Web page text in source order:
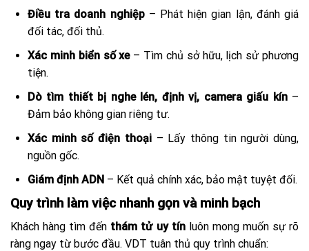
Điều tra doanh nghiệp– Phát hiện gian lận, đánh giá
đối tác, đối thủ.
Xác minh biển số xe– Tìm chủ sở hữu, lịch sử phương
tiện.
Dò tìm thiết bị nghe lén, định vị, camera giấu kín–
Đảm bảo không gian riêng tư.
Xác minh số điện thoại– Lấy thông tin người dùng,
nguồn gốc.
Giám định ADN – Kết quả chính xác, bảo mật tuyệt đối.
Quy trình làm việc nhanh gọn và minh bạch
Khách hàng tìm đến thám tử uy tínluôn mong muốn sự rõ
ràng ngay từ bước đầu. VDT tuân thủ quy trình chuẩn: